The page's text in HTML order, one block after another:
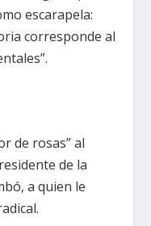
escarapela:
corresponde al
de rosas” al
de la
a quien le